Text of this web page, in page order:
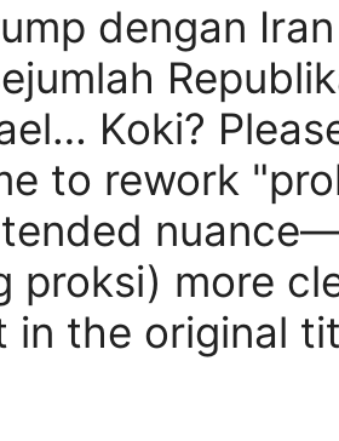
dengan Iran
Koki?
to rework
proksi) more
in the original